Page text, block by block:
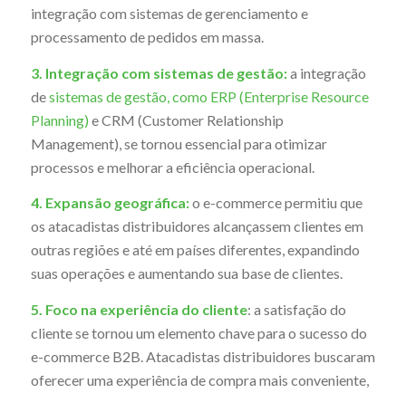
integração com sistemas de gerenciamento e
processamento de pedidos em massa.
3. Integração com sistemas de gestão:a integração
desistemas de gestão, como ERP (Enterprise Resource
Planning) e CRM (Customer Relationship
Management), se tornou essencial para otimizar
processos e melhorar a eficiência operacional.
4. Expansão geográfica:o e-commerce permitiu que
os atacadistas distribuidores alcançassem clientes em
outras regiões e até em países diferentes, expandindo
suas operações e aumentando sua base de clientes.
5. Foco na experiência do cliente: a satisfação do
cliente se tornou um elemento chave para o sucesso do
e-commerce B2B. Atacadistas distribuidores buscaram
oferecer uma experiência de compra mais conveniente,